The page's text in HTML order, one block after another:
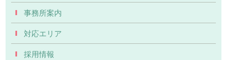
事務所案内
対応エリア
採用情報